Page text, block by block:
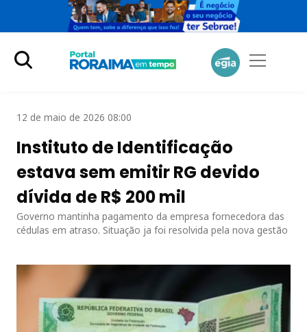
12 de maio de 2026 08:00
Instituto de Identificação
estava sem emitir RG devido
dívida de R$ 200 mil
Governo mantinha pagamento da empresa fornecedora das
cédulas em atraso. Situação ja foi resolvida pela nova gestão